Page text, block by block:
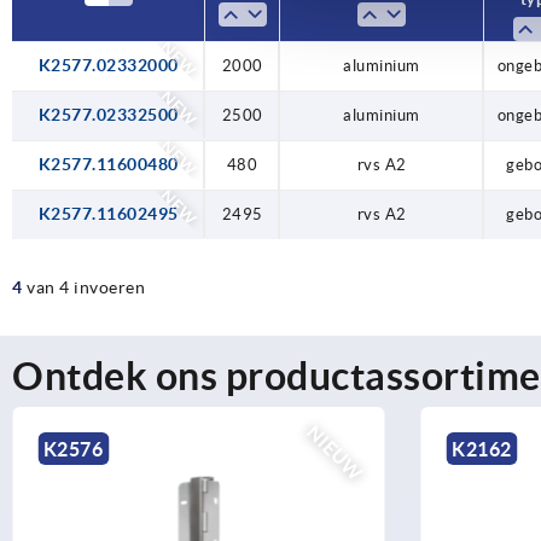
2000 aluminium
2500 aluminium
480 rvs A2
2495 rvs A2
NEW
K2577.02332000 2000 aluminium
NEW
K2577.02332500 2500 aluminium
NEW
K2577.11600480 480 rvs A2
NEW
K2577.11602495 2495 rvs A2
4 van 4 invoeren
Ontdek ons
NIEUW
K2576 K2162